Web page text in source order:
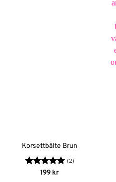
Korsettbälte Brun
Betygsatt5
(2)
199 kr